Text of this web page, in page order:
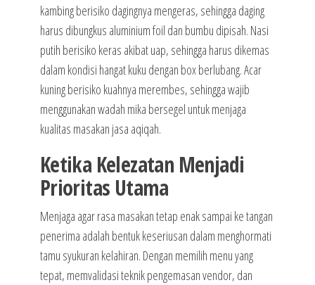
kambing berisiko dagingnya mengeras, sehingga daging
harus dibungkus aluminium foil dan bumbu dipisah. Nasi
putih berisiko keras akibat uap, sehingga harus dikemas
dalam kondisi hangat kuku dengan box berlubang. Acar
kuning berisiko kuahnya merembes, sehingga wajib
menggunakan wadah mika bersegel untuk menjaga
kualitas masakan jasa aqiqah.
Ketika Kelezatan Menjadi
Prioritas Utama
Menjaga agar rasa masakan tetap enak sampai ke tangan
penerima adalah bentuk keseriusan dalam menghormati
tamu syukuran kelahiran. Dengan memilih menu yang
tepat, memvalidasi teknik pengemasan vendor, dan